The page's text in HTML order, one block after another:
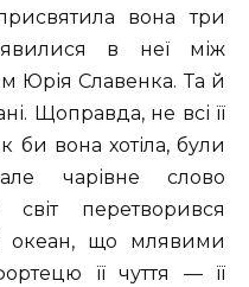
вона три
в неї між
Юрія Славенка. Та й
Щоправда, не всі її
би вона хотіла, були
чарівне слово
перетворився
океан, що млявими
її чуття — її